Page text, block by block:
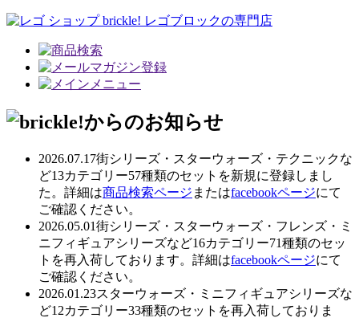
2026.07.17街シリーズ・スターウォーズ・テクニックな
ど13カテゴリー57種類のセットを新規に登録しまし
た。詳細は商品検索ページ またはfacebookページにて
ご確認ください。
2026.05.01街シリーズ・スターウォーズ・フレンズ・ミ
ニフィギュアシリーズなど16カテゴリー71種類のセッ
トを再入荷しております。詳細はfacebookページにて
ご確認ください。
2026.01.23スターウォーズ・ミニフィギュアシリーズな
ど12カテゴリー33種類のセットを再入荷しておりま